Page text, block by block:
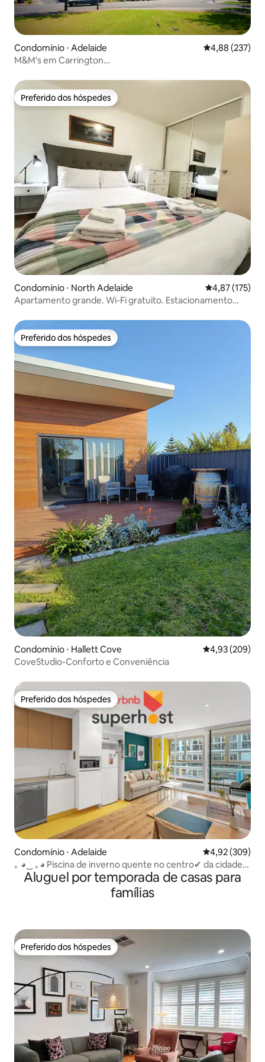
Condomínio ⋅ Adelaide 4,88 de uma
4,88 (237)
M&M's em Carrington
Preferido dos hóspedes
Preferido dos hóspedes
Condomínio ⋅ North Adelaide 4,87 de uma
4,87 (175)
Apartamento grande. Wi-Fi gratuito. Estacionamento
Preferido dos hóspedes
Preferido dos hóspedes
Condomínio ⋅ Hallett Cove 4,93 de uma
4,93 (209)
CoveStudio-Conforto e Conveniência
Preferido dos hóspedes
Preferido dos hóspedes
Condomínio ⋅ Adelaide 4,92 de uma
4,92 (309)
｡ ◕‿ ｡◕ Piscina de inverno quente no centro✔ da cidade✔
restaurantes✔ Bares✔
Aluguel por temporada de casas para
famílias
Preferido dos hóspedes
Preferido dos hóspedes